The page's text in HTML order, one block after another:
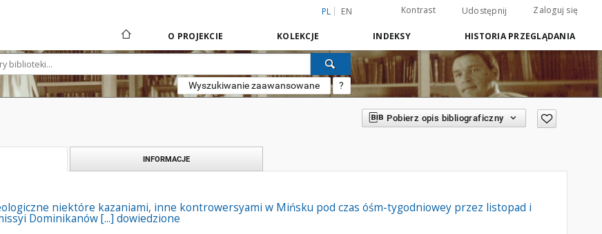
PL EN Kontrast Udostępnij Zaloguj się
O PROJEKCIE KOLEKCJE INDEKSY HISTORIA PRZEGLĄDANIA
Wyszukiwanie zaawansowane ?
Pobierz opis bibliograficzny
INFORMACJE
niektóre kazaniami, inne kontrowersyami w Mińsku pod czas óśm-tygodniowey przez listopad i
Dominikanów [...] dowiedzione